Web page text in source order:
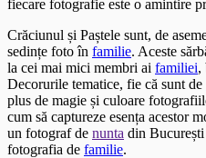
fiecare fotografie este o amintire
Crăciunul și Paștele sunt, de
sedințe foto în familie. Aceste
la cei mai mici membri ai familiei,
Decorurile tematice, fie că sunt de
plus de magie și culoare
cum să captureze esența acestor
un fotograf de nunta din București
fotografia de familie.